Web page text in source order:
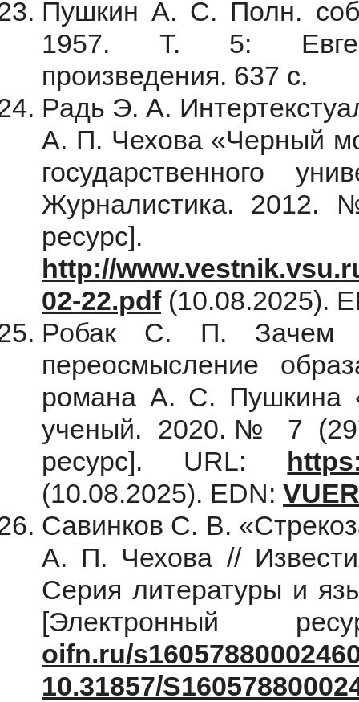
Пушкин А. С. Полн.
1957. Т. 5:
произведения. 637 с.
Радь Э. А.
А. П. Чехова «Черный
государственного
Журналистика.
http://
02-22.pdf(10.08.2025).
Робак С. П. Зачем
переосмысление
романа А. С. Пушкина
ученый. 2020.№ 7
ресурс]. URL:
(10.08.2025). EDN:
Савинков С. В.
А. П. Чехова //
Серия литературы и
[Электронный
oifn.ru/
10.31857/